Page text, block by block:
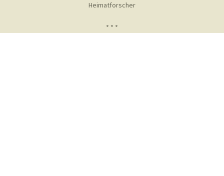
Heimatforscher
* * *